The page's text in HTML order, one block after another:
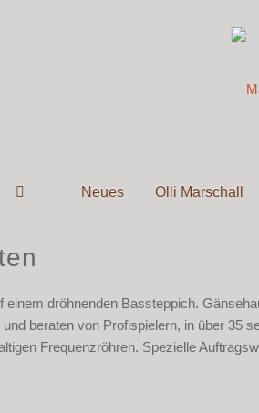
Neues Olli Marschall
einem dröhnenden Bassteppich.
beraten von Profispielern, in über 35
Frequenzröhren. Spezielle